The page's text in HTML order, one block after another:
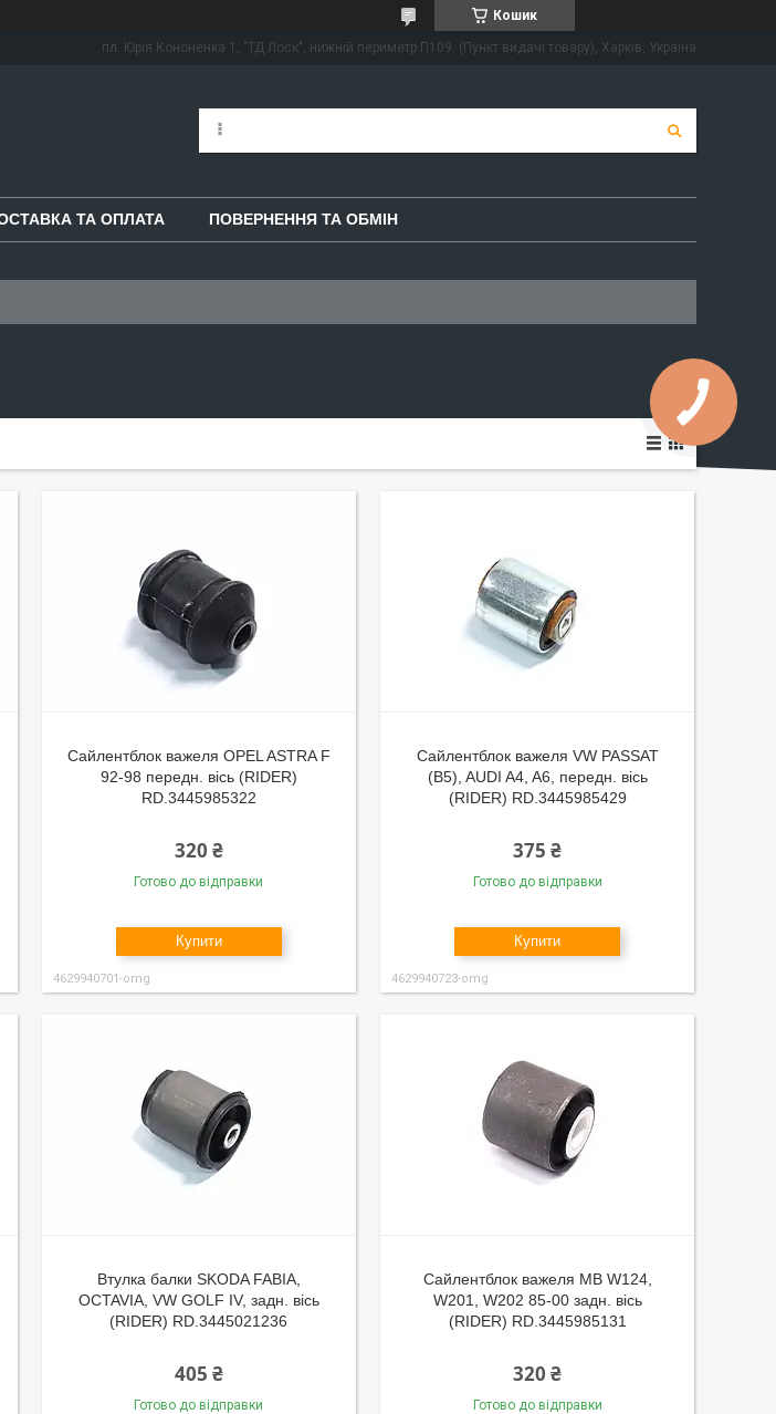
Кошик
пл. Юрія Кононенка 1, "ТД Лоск", нижній периметр П109. (Пункт видачі товару), Харків, Україна
ТА ОПЛАТА ПОВЕРНЕННЯ ТА ОБМІН
Сайлентблок важеля OPEL ASTRA F
92-98 передн. вісь (RIDER)
RD.3445985322
320 ₴
Готово до відправки
Купити
4629940701-omg
Сайлентблок важеля VW PASSAT
(B5), AUDI A4, A6, передн. вісь
(RIDER) RD.3445985429
375 ₴
Готово до відправки
Купити
4629940723-omg
Втулка балки SKODA FABIA,
OCTAVIA, VW GOLF IV, задн. вісь
(RIDER) RD.3445021236
405 ₴
Готово до відправки
Сайлентблок важеля MB W124,
W201, W202 85-00 задн. вісь
(RIDER) RD.3445985131
320 ₴
Готово до відправки